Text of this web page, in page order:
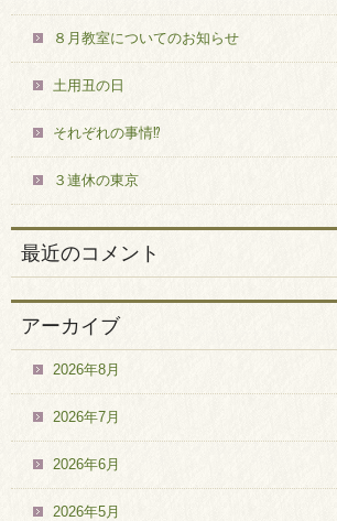
８月教室についてのお知らせ
土用丑の日
それぞれの事情⁉
３連休の東京
最近のコメント
アーカイブ
2026年8月
2026年7月
2026年6月
2026年5月